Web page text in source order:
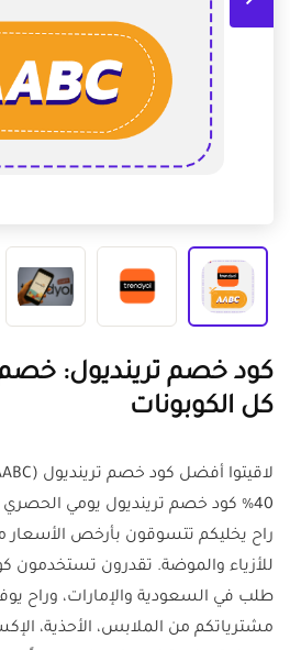
كل الكوبونات
40% كود خصم ترينديول يومي الحصري من منصة
راح يخليكم تتسوقون بأرخص الأسعار
للأزياء والموضة. تقدرون تستخدمون
طلب في السعودية والإمارات، وراح
مشترياتكم من الملابس، الأحذية،